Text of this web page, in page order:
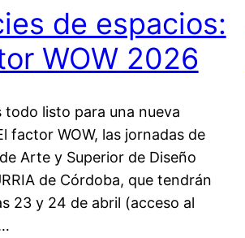
de espacios:
WOW 2026
todo listo para una nueva
factor WOW, las jornadas de
Arte y Superior de Diseño
de Córdoba, que tendrán
23 y 24 de abril (acceso al